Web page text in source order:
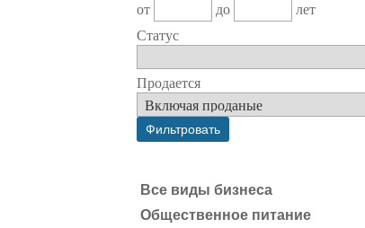
от
до
лет
Статус
Продается
Все виды бизнеса
Общественное питание